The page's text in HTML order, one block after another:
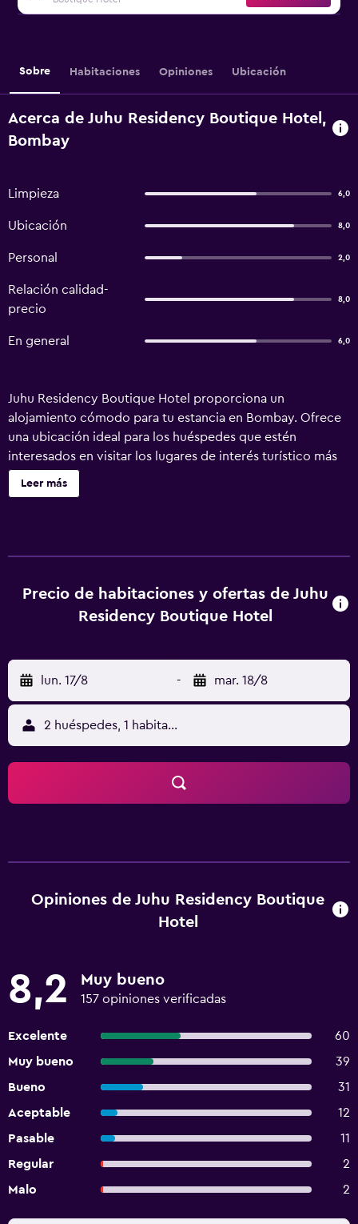
Sobre Habitaciones Opiniones Ubicación
Acerca de Juhu Residency Boutique Hotel,
Bombay
Limpieza 6,0
Ubicación 8,0
Personal 2,0
Relación calidad-
precio
8,0
En general 6,0
Juhu Residency Boutique Hotel proporciona un
alojamiento cómodo para tu estancia en Bombay. Ofrece
una ubicación ideal para los huéspedes que estén
interesados en visitar los lugares de interés turístico más
populares de la zona. Juhu Residency Boutique Hotel tiene
habitaciones muy acogedoras, equipadas para satisfacer
Leer más
Precio de habitaciones y ofertas de Juhu
Residency Boutique Hotel
lun. 17/8 - mar. 18/8
2 huéspedes, 1 habitación
Opiniones de Juhu Residency Boutique
Hotel
8,2 Muy bueno
157 opiniones verificadas
Excelente
60
Muy bueno
39
Bueno
31
Aceptable
12
Pasable
11
Regular
2
Malo
2